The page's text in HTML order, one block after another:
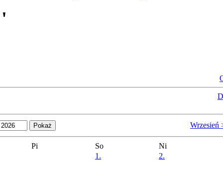
'
Wrzesień
Pi So
Ni
1.
2.